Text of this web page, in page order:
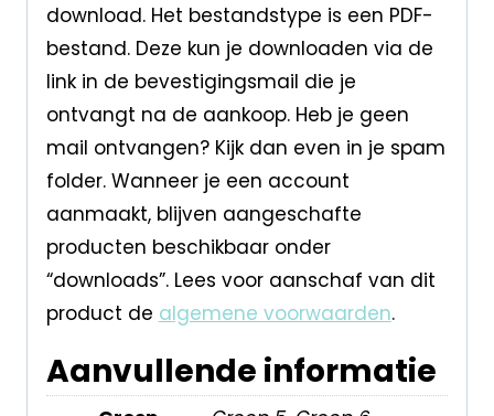
download. Het bestandstype is een PDF-
bestand. Deze kun je downloaden via de
link in de bevestigingsmail die je
ontvangt na de aankoop. Heb je geen
mail ontvangen? Kijk dan even in je spam
folder. Wanneer je een account
aanmaakt, blijven aangeschafte
producten beschikbaar onder
“downloads”. Lees voor aanschaf van dit
product de algemene voorwaarden.
Aanvullende informatie